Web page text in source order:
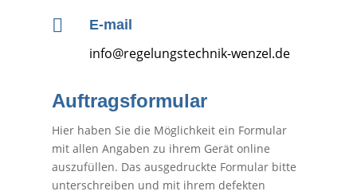
 E-mail
info@regelungstechnik-wenzel.de
Auftragsformular
Hier haben Sie die Möglichkeit ein Formular
mit allen Angaben zu ihrem Gerät online
auszufüllen. Das ausgedruckte Formular bitte
unterschreiben und mit ihrem defekten